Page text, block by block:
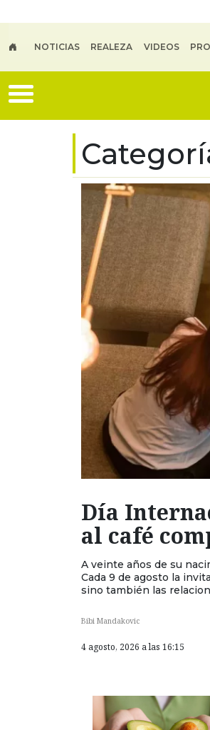
NOTICIAS REALEZA VIDEOS
Día
al café
A veinte años de su
Cada 9 de agosto la
sino también las
Bibi Mandakovic
4 agosto, 2026 a las 16:15